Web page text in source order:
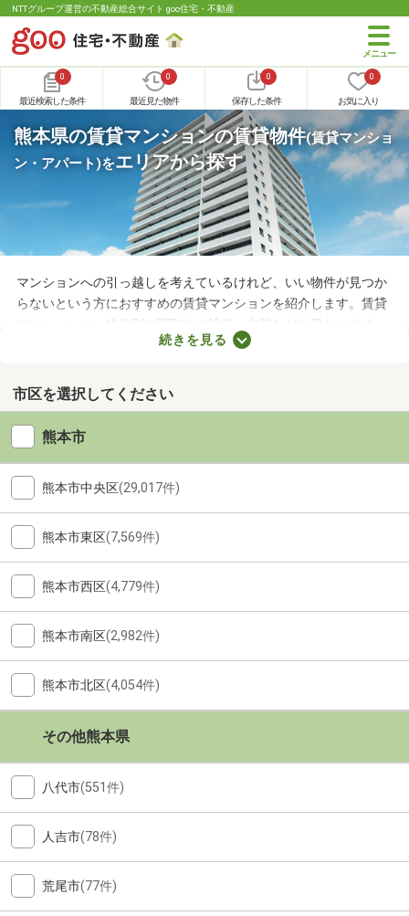
NTTグループ運営の不動産総合サイト goo住宅・不動産
0
最近検索した条件
0
最近見た物件
0
保存した条件
0
お気に入り
熊本県の賃貸マンションの賃貸物件(賃貸マンショ
ン・アパート)をエリアから探す
マンションへの引っ越しを考えているけれど、いい物件が見つか
らないという方におすすめの賃貸マンションを紹介します。賃貸
マンションは、物件別に間取りや設備、内装などが異なります。
複数の物件を見比べて、希望や好みにぴったりなお部屋を見つけ
貸マンションを比較してみてくださいね。
続きを見る
市区を選択してください
熊本市
熊本市中央区(29,017件)
熊本市東区(7,569件)
熊本市西区(4,779件)
熊本市南区(2,982件)
熊本市北区(4,054件)
その他熊本県
八代市(551件)
人吉市(78件)
荒尾市(77件)